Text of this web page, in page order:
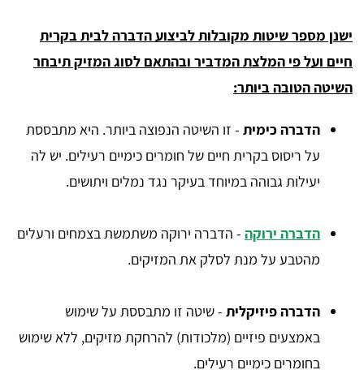
ישנן מספר שיטות מקובלות לביצוע הדברה לבית בקרית
חיים ועל פי המלצת המדביר ובהתאם לסוג המזיק תיבחר
השיטה הטובה ביותר:
הדברה כימית - זו השיטה הנפוצה ביותר. היא מתבססת
על ריסוס בקרית חיים של חומרים כימיים רעילים. יש לה
יעילות גבוהה במיוחד בעיקר נגד נמלים ויתושים.
הדברה ירוקה - הדברה ירוקה משתמשת בצמחים ורעלים
מהטבע על מנת לסלק את המזיקים.
הדברה פיזיקלית - שיטה זו מתבססת על שימוש
באמצעים פיזיים (מלכודות) להרחקת מזיקים, ללא שימוש
בחומרים כימיים רעילים.